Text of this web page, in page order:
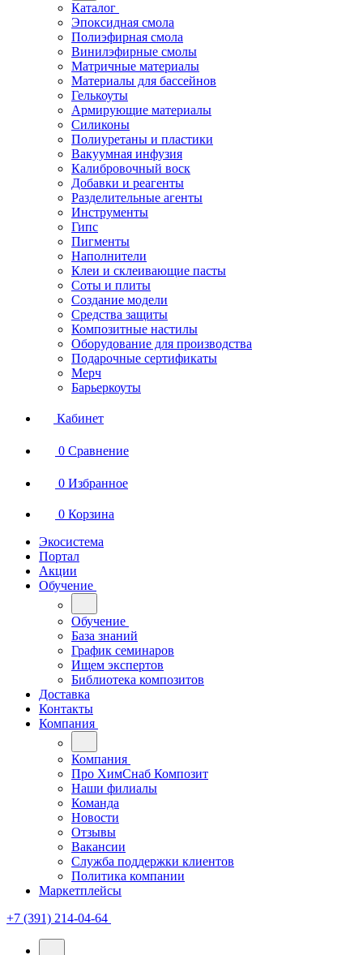
Каталог
Эпоксидная смола
Полиэфирная смола
Винилэфирные смолы
Матричные материалы
Материалы для бассейнов
Гелькоуты
Армирующие материалы
Силиконы
Полиуретаны и пластики
Вакуумная инфузия
Калибровочный воск
Добавки и реагенты
Разделительные агенты
Инструменты
Гипс
Пигменты
Наполнители
Клеи и склеивающие пасты
Соты и плиты
Создание модели
Средства защиты
Композитные настилы
Оборудование для производства
Подарочные сертификаты
Мерч
Барьеркоуты
Кабинет
0 Сравнение
0 Избранное
0 Корзина
Экосистема
Портал
Акции
Обучение
Обучение
База знаний
График семинаров
Ищем экспертов
Библиотека композитов
Доставка
Контакты
Компания
Компания
Про ХимСнаб Композит
Наши филиалы
Команда
Новости
Отзывы
Вакансии
Служба поддержки клиентов
Политика компании
Маркетплейсы
+7 (391) 214-04-64